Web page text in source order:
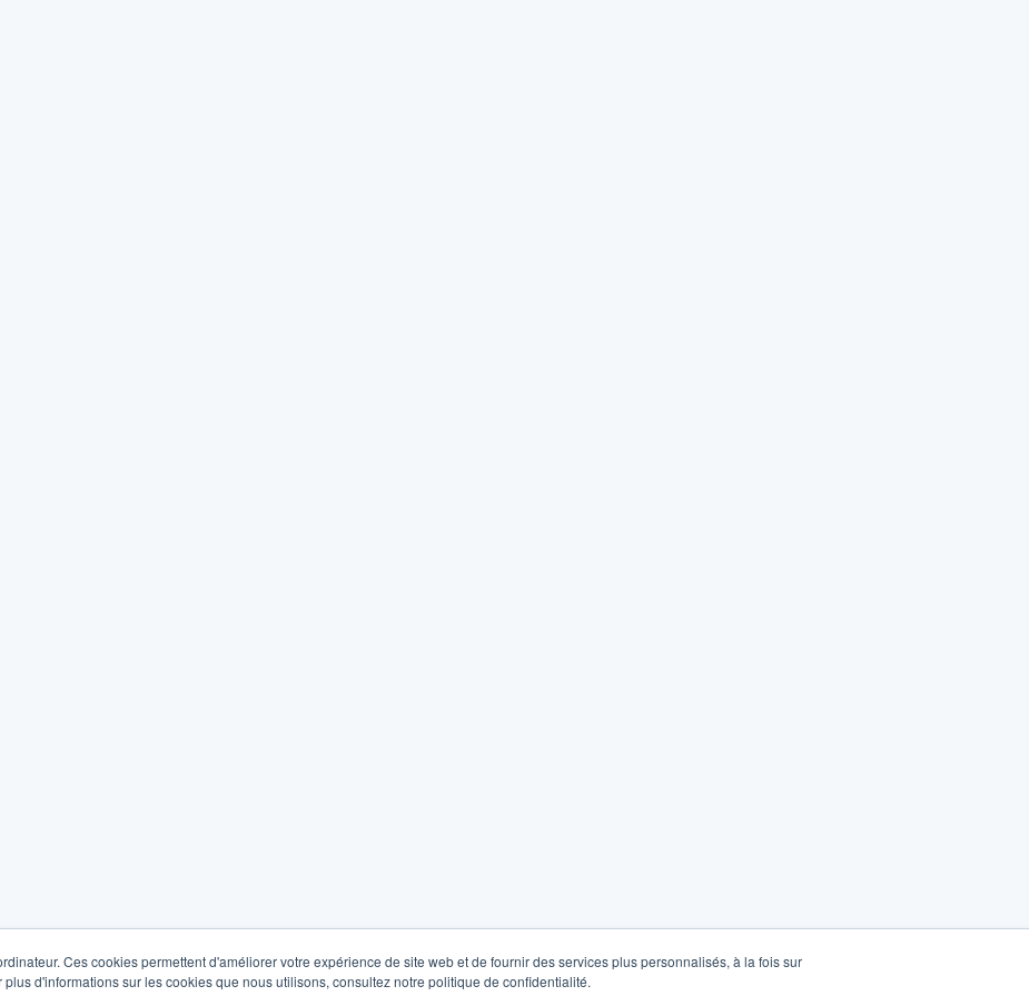
Ces cookies permettent d'améliorer votre expérience de site web et de fournir des services plus personnalisés, à la fois sur
d'informations sur les cookies que nous utilisons, consultez notre politique de confidentialité.